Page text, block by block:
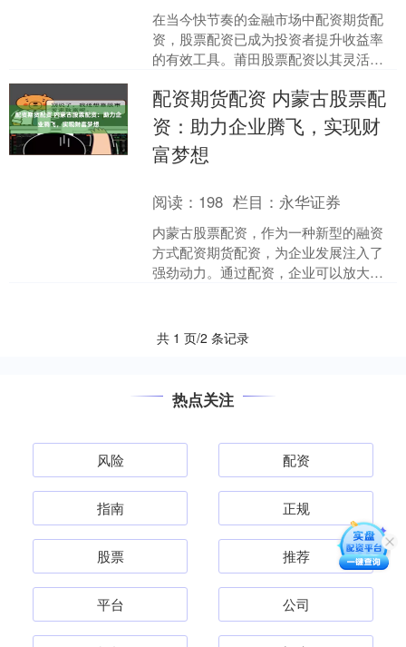
在当今快节奏的金融市场中配资期货配
资，股票配资已成为投资者提升收益率
的有效工具。莆田股票配资以其灵活的
了一个绝佳的投资机会。 ....
配资期货配资 内蒙古股票配
资：助力企业腾飞，实现财
富梦想
阅读： 198 栏目： 永华证券
内蒙古股票配资，作为一种新型的融资
方式配资期货配资，为企业发展注入了
强劲动力。通过配资，企业可以放大资
共 1 页/2 条记录
热点关注
风险 配资
指南 正规
股票 推荐
平台 公司